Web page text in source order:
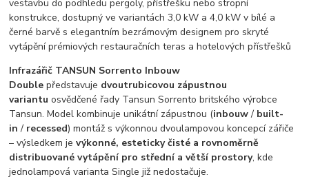
Infrazářič TANSUN Sorrento Inbouw
Double představuje dvoutrubicovou zápustnou
variantu osvědčené řady Tansun Sorrento britského výrobce
Tansun. Model kombinuje unikátní zápustnou (inbouw / built-
in / recessed) montáž s výkonnou dvoulampovou koncepcí zářiče
– výsledkem jevýkonné, esteticky čisté a rovnoměrně
distribuované vytápění pro střední a větší prostory, kde
jednolampová varianta Single již nedostačuje.